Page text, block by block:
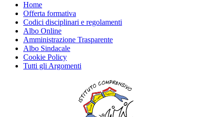
Home
Offerta formativa
Codici disciplinari e regolamenti
Albo Online
Amministrazione Trasparente
Albo Sindacale
Cookie Policy
Tutti gli Argomenti